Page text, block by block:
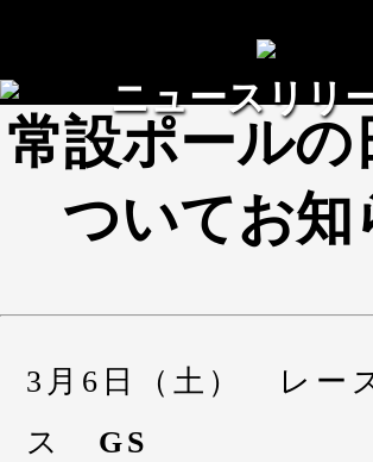
ニュースリリ
常設ポールの
ついてお知
3月6日（土） レー
ス GS